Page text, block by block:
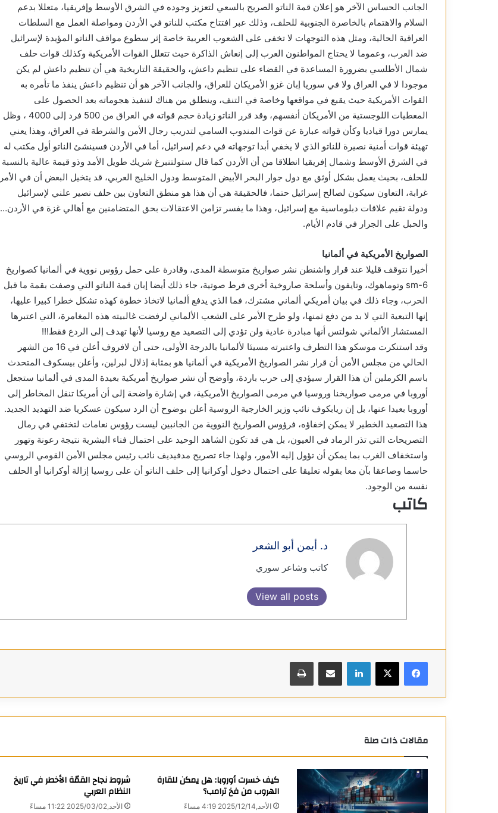
الجانب الحساس الآخر هو إعلان قمة الناتو الصريح بالسعي لتعزيز وجوده في الشرق الأوسط وإفريقيا، متعللا بدعم
السلام والاهتمام بالخاصرة الجنوبية للحلف، وذلك عبر افتتاح مكتب للناتو في الأردن ومواصلة العمل مع السلطات
العراقية الحالية، ومثل هذه التوجهات لا تخفى على الشعوب العربية خاصة إثر سطوع مواقف الناتو المؤيدة لإسرائيل
ضد العرب، وعموما لا يحتاج المواطنون العرب إلى إنعاش الذاكرة حيث تتعلل القوات الأمريكية وكذلك قوات حلف
شمال الأطلسي بضرورة المساعدة في القضاء على تنظيم داعش، والحقيقة التاريخية هي أن تنظيم داعش لم يكن
موجودا لا في العراق ولا في سوريا إبان غزو الأمريكان للعراق، والجانب الآخر هو أن تنظيم داعش ينفذ ما تأمره به
القوات الأمريكية حيث يقبع في مواقعها وخاصة في التنف، وينطلق من هناك لتنفيذ هجوماته بعد الحصول على
المعطيات اللوجستية من الأمريكان أنفسهم، وقد قرر الناتو زيادة حجم قواته في العراق من 500 فرد إلى 4000 ، وظل
يمارس دورا قياديا وكأن قواته عبارة عن قوات المندوب السامي لتدريب رجال الأمن والشرطة في العراق، وهذا يعني
تهيئة قوات أمنية نصيرة للناتو الذي لا يخفي أبدا توجهاته في دعم إسرائيل، أما في الأردن فسينشئ الناتو أول مكتب له
في الشرق الأوسط وشمال إفريقيا انطلاقا من أن الأردن كما قال ستولتنبرغ شريك طويل الأمد وذو قيمة عالية بالنسبة
للحلف، بحيث يعمل بشكل أوثق مع دول جوار البحر الأبيض المتوسط ودول الخليج العربي، قد يتخيل البعض أن في الأمر
غرابة، التعاون سيكون لصالح إسرائيل حتما، فالحقيقة هي أن هذا هو منطق التعاون بين حلف نصير علني لإسرائيل
ودولة تقيم علاقات دبلوماسية مع إسرائيل، وهذا ما يفسر تزامن الاعتقالات بحق المتضامنين مع أهالي غزة في الأردن…
والحبل على الجرار في قادم الأيام.
الصواريخ الأمريكية في ألمانيا
أخيرا نتوقف قليلا عند قرار واشنطن نشر صواريخ متوسطة المدى، وقادرة على حمل رؤوس نووية في ألمانيا كصواريخ
sm-6 وتوماهوك، وتايفون وأسلحة صاروخية أخرى فرط صوتية، جاء ذلك أيضا إبان قمة الناتو التي وصفت بقمة ما قبل
الحرب، وجاء ذلك في بيان أمريكي ألماني مشترك، فما الذي يدفع ألمانيا لاتخاذ خطوة كهذه تشكل خطرا كبيرا عليها،
إنها التبعية التي لا بد من دفع ثمنها، ولو طرح الأمر على الشعب الألماني لرفضت غالبيته هذه المغامرة، التي اعتبرها
المستشار الألماني شولتس أنها مبادرة عادية ولن تؤدي إلى التصعيد مع روسيا لأنها تهدف إلى الردع فقط!!!
وقد استنكرت موسكو هذا التطرف واعتبرته مسيئا لألمانيا بالدرجة الأولى، حتى أن لافروف أعلن في 16 من الشهر
الحالي من مجلس الأمن أن قرار نشر الصواريخ الأمريكية في ألمانيا هو بمثابة إذلال لبرلين، وأعلن بيسكوف المتحدث
باسم الكرملين أن هذا القرار سيؤدي إلى حرب باردة، وأوضح أن نشر صواريخ أمريكية بعيدة المدى في ألمانيا ستجعل
أوروبا في مرمى صواريخنا وروسيا في مرمى الصواريخ الأمريكية، في إشارة واضحة إلى أن أمريكا تنقل المخاطر إلى
أوروبا بعيدا عنها، بل إن ريابكوف نائب وزير الخارجية الروسية أعلن بوضوح أن الرد سيكون عسكريا ضد التهديد الجديد.
هذا التصعيد الخطير لا يمكن إخفاؤه، فرؤوس الصواريخ النووية من الجانبين ليست رؤوس نعامات لتختفي في رمال
التصريحات التي تذر الرماد في العيون، بل هي قد تكون الشاهد الوحيد على احتمال فناء البشرية نتيجة رعونة وتهور
واستخفاف الغرب بما يمكن أن تؤول إليه الأمور، ولهذا جاء تصريح مدفيديف نائب رئيس مجلس الأمن القومي الروسي
حاسما وصاعقا بآن معا بقوله تعليقا على احتمال دخول أوكرانيا إلى حلف الناتو أن على روسيا إزالة أوكرانيا أو الحلف
نفسه من الوجود.
كاتب
د. أيمن أبو الشعر
كاتب وشاعر سوري
View all posts
فيسبوك لينكدإن
مقالات ذات صلة
كيف خسرت أوروبا: هل يمكن للقارة
الهروب من فخ ترامب؟
الأحد,2025/12/14 4:19 مساءً
شروط نجاح القمّة الأخطر في تاريخ
النظام العربي
الأحد,2025/03/02 11:22 مساءً